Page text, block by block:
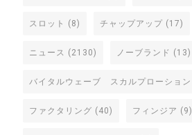
スロット (8) チャップアップ (17)
ニュース (2130) ノーブランド (13)
バイタルウェーブ スカルプローション
ファクタリング (40) フィンジア (9)